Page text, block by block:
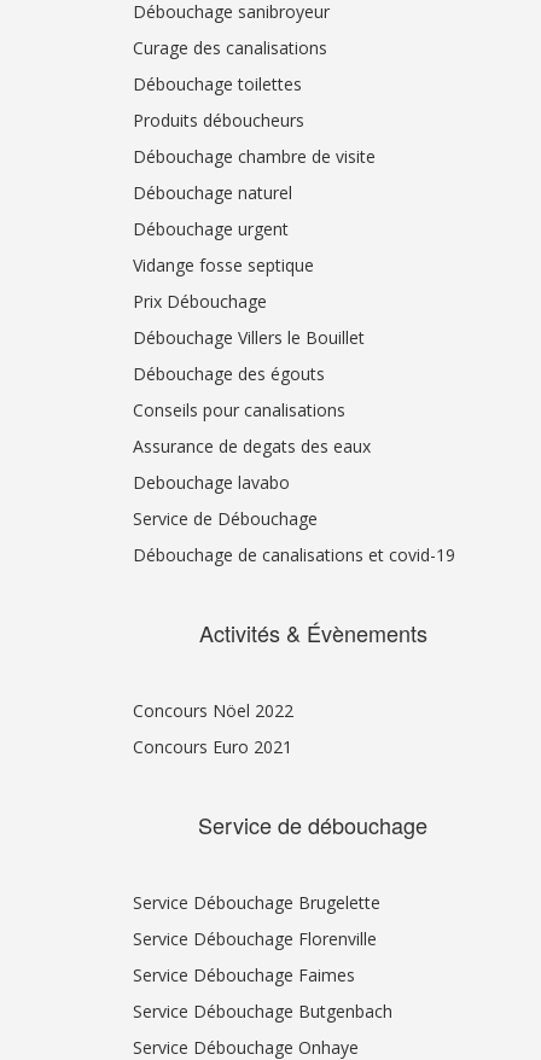
Débouchage sanibroyeur
Curage des canalisations
Débouchage toilettes
Produits déboucheurs
Débouchage chambre de visite
Débouchage naturel
Débouchage urgent
Vidange fosse septique
Prix Débouchage
Débouchage Villers le Bouillet
Débouchage des égouts
Conseils pour canalisations
Assurance de degats des eaux
Debouchage lavabo
Service de Débouchage
Débouchage de canalisations et covid-19
Activités & Évènements
Concours Nöel 2022
Concours Euro 2021
Service de débouchage
Service Débouchage Brugelette
Service Débouchage Florenville
Service Débouchage Faimes
Service Débouchage Butgenbach
Service Débouchage Onhaye